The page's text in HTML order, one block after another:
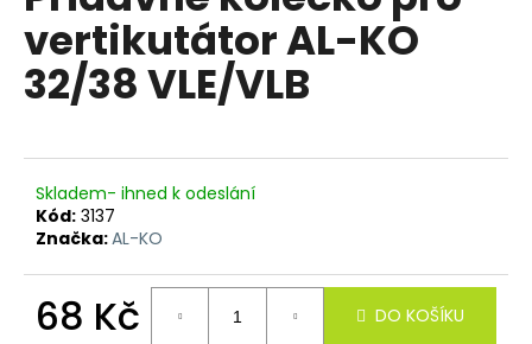
z
5
hvězdiček.
vertikutátor AL-KO
32/38 VLE/VLB
Skladem- ihned k odeslání
Kód: 3137
Značka:AL-KO
68 Kč DO KOŠÍKU
a
j
í
?
HLEDAT